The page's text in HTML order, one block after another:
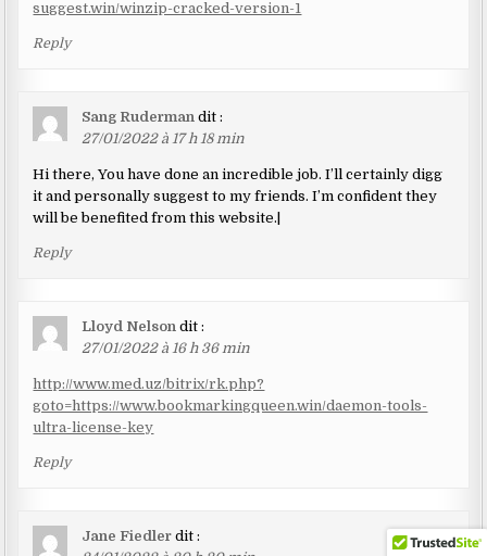
suggest.win/winzip-cracked-version-1
Reply
Sang Ruderman dit :
27/01/2022 à 17 h 18 min
Hi there, You have done an incredible job. I’ll certainly digg
it and personally suggest to my friends. I’m confident they
will be benefited from this website.|
Reply
Lloyd Nelson dit :
27/01/2022 à 16 h 36 min
http://www.med.uz/bitrix/rk.php?
goto=https://www.bookmarkingqueen.win/daemon-tools-
ultra-license-key
Reply
Jane Fiedler dit :